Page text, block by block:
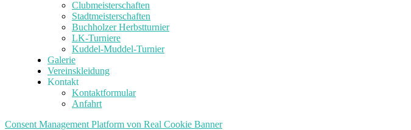
Clubmeisterschaften
Stadtmeisterschaften
Buchholzer Herbstturnier
LK-Turniere
Kuddel-Muddel-Turnier
Galerie
Vereinskleidung
Kontakt
Kontaktformular
Anfahrt
Consent Management Platform von Real Cookie Banner